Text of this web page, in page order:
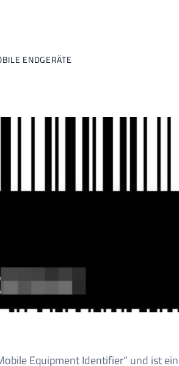
ENDGERÄTE
Equipment Identifier“ und ist